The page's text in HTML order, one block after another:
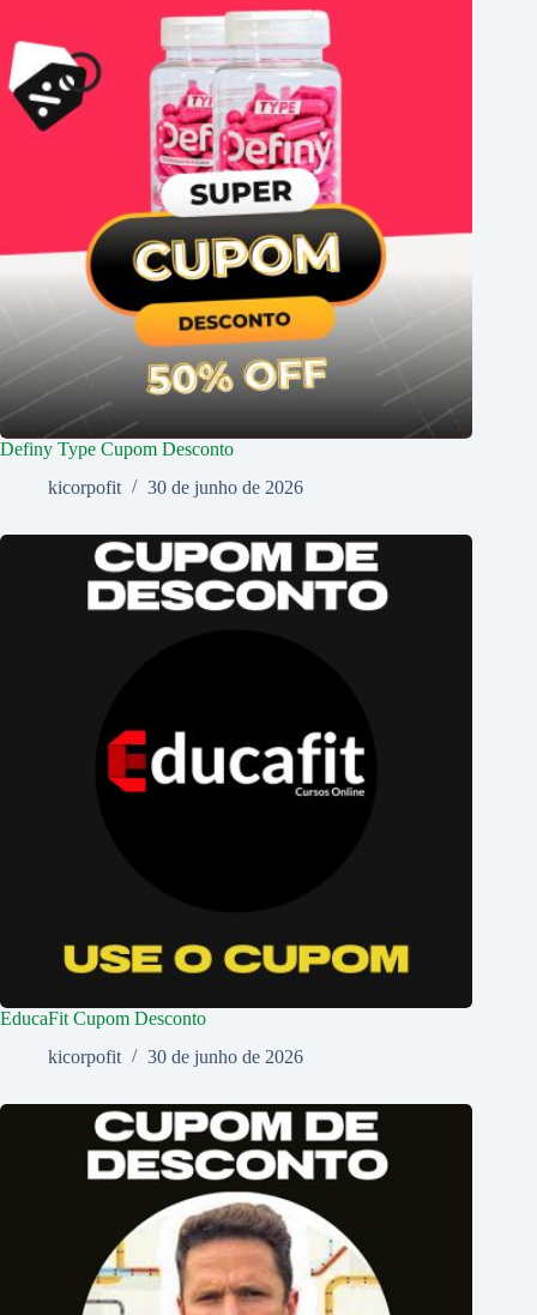
Definy Type Cupom Desconto
kicorpofit
30 de junho de 2026
EducaFit Cupom Desconto
kicorpofit
30 de junho de 2026